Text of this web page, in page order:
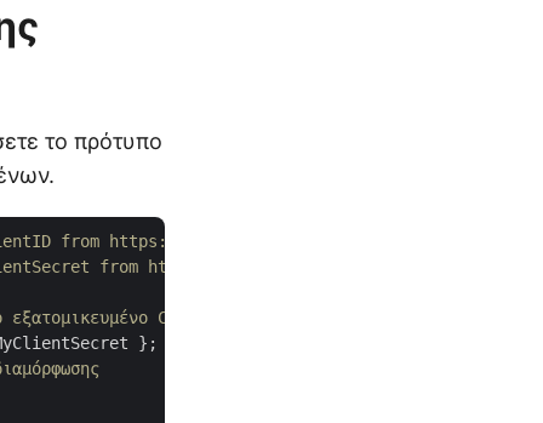
το πρότυπο
from https://dashboard.aspose.cloud/
from https://dashboard.aspose.cloud/
Client ID και τα στοιχεία Client Secret